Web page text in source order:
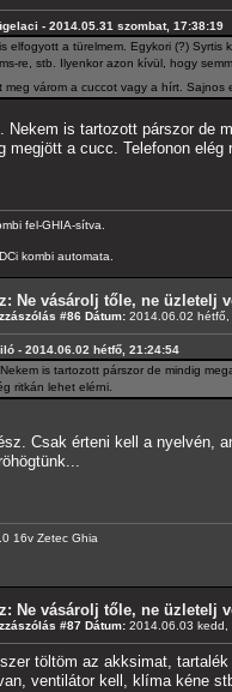
- 2014.05.31 szombat, 17:38:19
elfogyott a türelmem. Egykori (?)
re, stb. Ilyenkor azon kívül, hogy
meg várom a cuccot vagy a hírt.
Nekem is tartozott párszor de
megjött a cucc. Telefonon elég
fel-GHIA-sítva.
kombi automata.
Ne vásárolj tőle, ne üzletelj
#86 Dátum: 2014.06.02
- 2014.06.02 hétfő, 21:24:54
is tartozott párszor de mindig
ritkán lehet elérni.
Csak érteni kell a nyelvén,
16v Zetec Ghia
Ne vásárolj tőle, ne üzletelj
#87 Dátum: 2014.06.03 kedd,
töltöm az akksimat,
ventilátor kell, klíma kéne